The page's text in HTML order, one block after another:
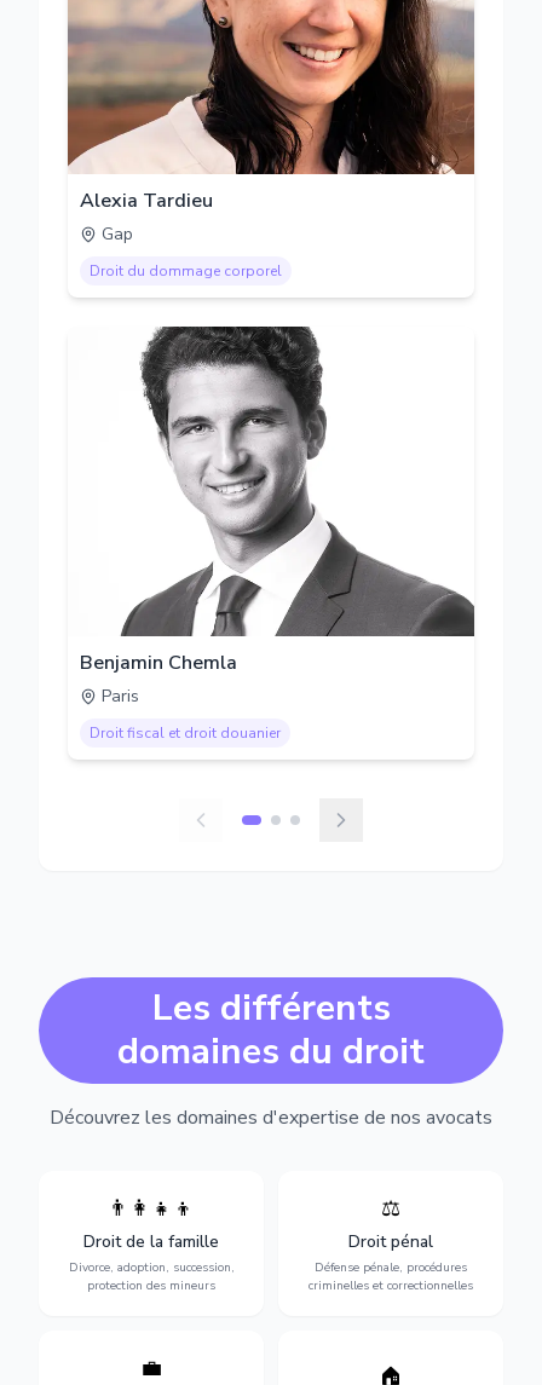
Alexia Tardieu
Gap
Droit du dommage corporel
Benjamin Chemla
Paris
Droit fiscal et droit douanier
Les différents
domaines du droit
Découvrez les domaines d'expertise de nos avocats
👨‍👩‍👧‍👦
Droit de la famille
Divorce, adoption, succession,
protection des mineurs
Divorce, garde d'enfants,
adoption, succession et
protection des personnes
vulnérables.
⚖️
Droit pénal
Défense pénale, procédures
criminelles et correctionnelles
Expertise en matière pénale,
vue jusqu'au procès, pour
toute affaire correctionnelle
ou criminelle.
💼
Protection de vos droits au
🏠
Sécurisation de vos projets